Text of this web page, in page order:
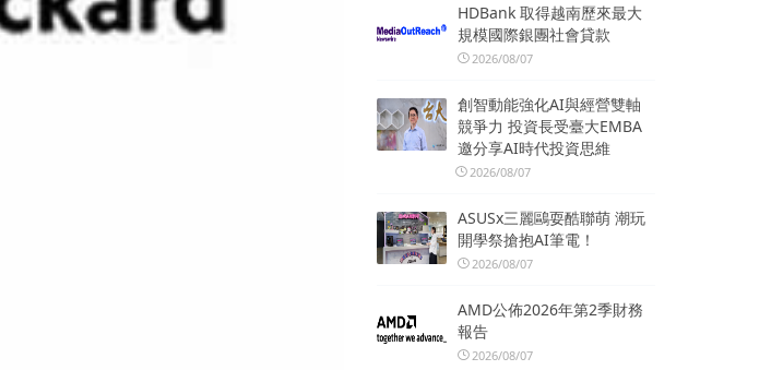
HDBank 取得越南歷來最大
規模國際銀團社會貸款
2026/08/07
創智動能強化AI與經營雙軸
競爭力 投資長受臺大EMBA
邀分享AI時代投資思維
2026/08/07
ASUSx三麗鷗耍酷聯萌 潮玩
開學祭搶抱AI筆電！
2026/08/07
AMD公佈2026年第2季財務
報告
2026/08/07